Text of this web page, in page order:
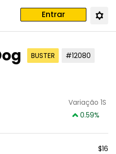
Entrar
BUSTER #12080
Variação 1S
0.59%
$16